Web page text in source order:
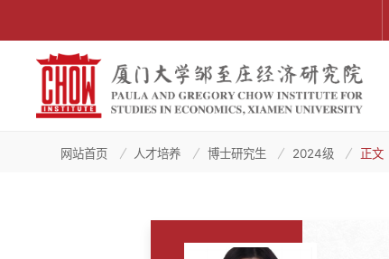
网站首页 人才培养 博士研究生 2024级 正文